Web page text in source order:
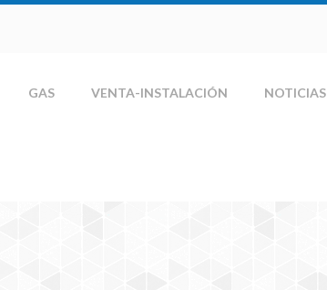
GAS VENTA-INSTALACIÓN NOTICIAS